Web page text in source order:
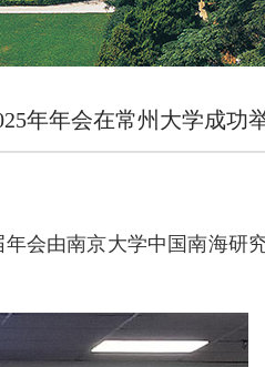
年年会在常州大学成功
会由南京大学中国南海研